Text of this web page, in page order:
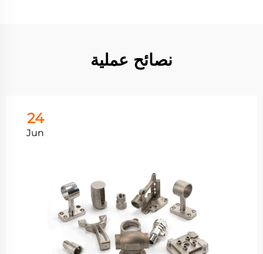
نصائح عملية
24
Jun